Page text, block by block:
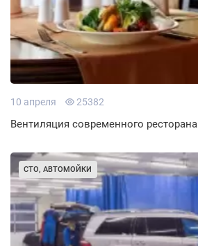
10 апреля 25382
Вентиляция современного ресторана
СТО, АВТОМОЙКИ